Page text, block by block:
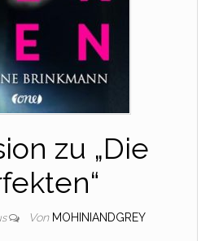
zu „Die
Von MOHINIANDGREY